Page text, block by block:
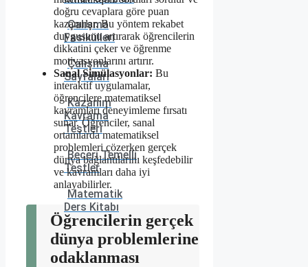
Çalışma
Fasikülleri
Çalışma
Sayfaları
Kazanım
Kavrama
Testleri
Beceri Temelli
Testler
Matematik
Ders Kitabı
doğru cevaplara göre puan
kazanırlar. Bu yöntem rekabet
duygusunu artırarak öğrencilerin
dikkatini çeker ve öğrenme
motivasyonlarını artırır.
Sanal Simülasyonlar: Bu
interaktif uygulamalar,
öğrencilere matematiksel
kavramları deneyimleme fırsatı
sunar. Öğrenciler, sanal
ortamlarda matematiksel
problemleri çözerken gerçek
dünya bağlantılarını keşfedebilir
ve kavramları daha iyi
anlayabilirler.
Öğrencilerin gerçek
dünya problemlerine
odaklanması